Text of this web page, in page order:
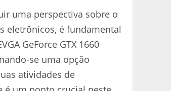
uma perspectiva sobre o
eletrônicos, é fundamental
GeForce GTX 1660
se uma opção
atividades de